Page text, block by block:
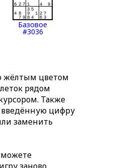
Базовое
#3036
жёлтым цветом
рядом
Также
введённую цифру
заменить